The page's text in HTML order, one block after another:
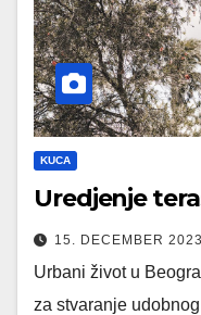
KUCA
Uredjenje
15. DECEMBER
Urbani život u
za stvaranje